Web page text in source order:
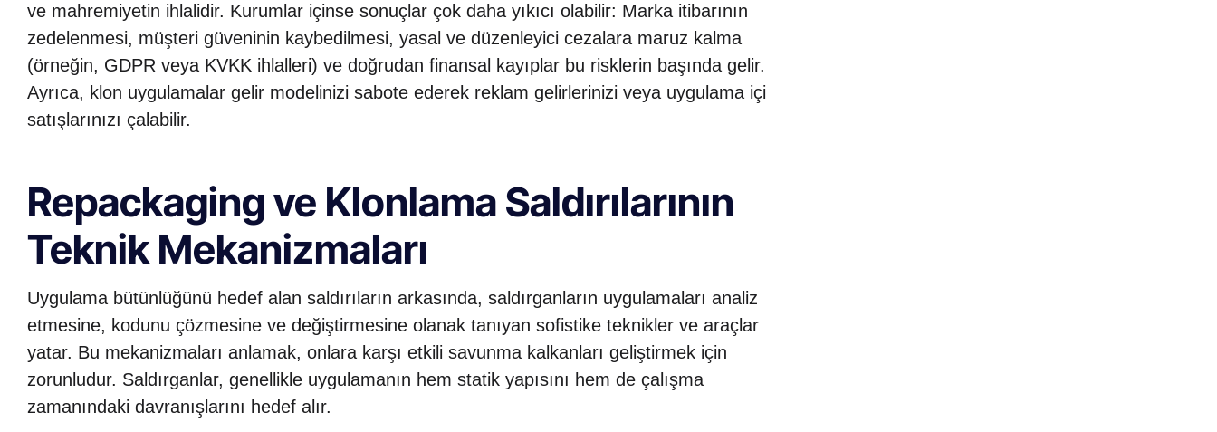
ve mahremiyetin ihlalidir. Kurumlar içinse sonuçlar çok daha yıkıcı olabilir: Marka itibarının
zedelenmesi, müşteri güveninin kaybedilmesi, yasal ve düzenleyici cezalara maruz kalma
(örneğin, GDPR veya KVKK ihlalleri) ve doğrudan finansal kayıplar bu risklerin başında gelir.
Ayrıca, klon uygulamalar gelir modelinizi sabote ederek reklam gelirlerinizi veya uygulama içi
satışlarınızı çalabilir.
Repackaging ve Klonlama Saldırılarının
Teknik Mekanizmaları
Uygulama bütünlüğünü hedef alan saldırıların arkasında, saldırganların uygulamaları analiz
etmesine, kodunu çözmesine ve değiştirmesine olanak tanıyan sofistike teknikler ve araçlar
yatar. Bu mekanizmaları anlamak, onlara karşı etkili savunma kalkanları geliştirmek için
zorunludur. Saldırganlar, genellikle uygulamanın hem statik yapısını hem de çalışma
zamanındaki davranışlarını hedef alır.